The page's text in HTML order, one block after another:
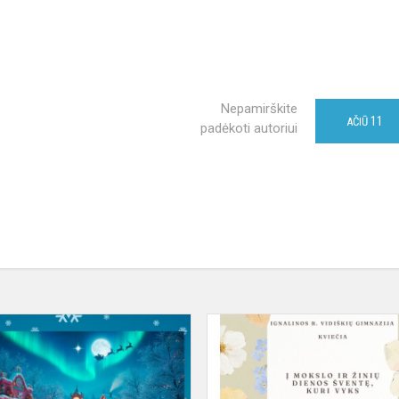
Nepamirškite
padėkoti autoriui
AČIŪ 11
Kvietimas
tradicinį
gimnazijos